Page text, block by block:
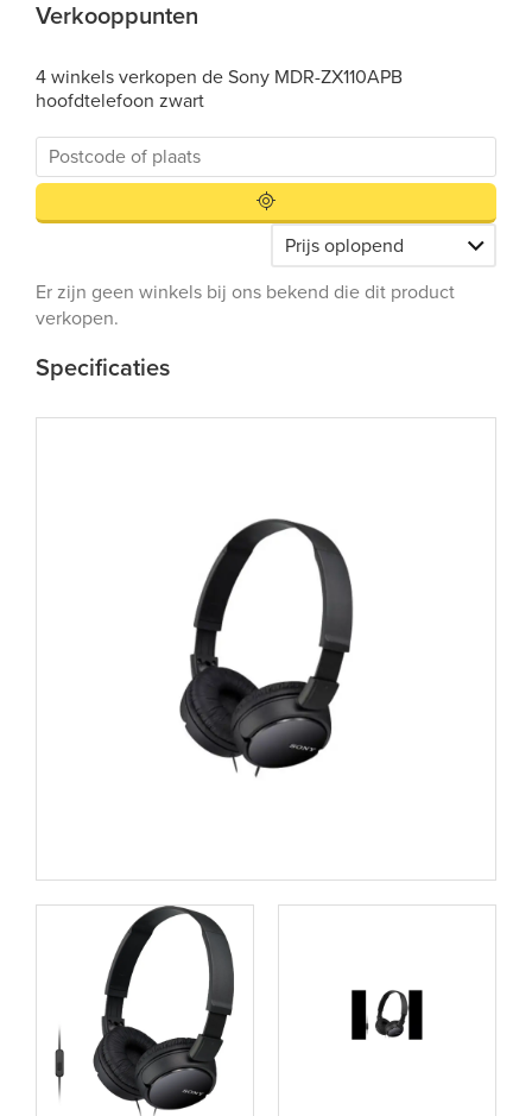
Verkooppunten
4 winkels verkopen de Sony MDR-ZX110APB
hoofdtelefoon zwart
Er zijn geen winkels bij ons bekend die dit product
verkopen.
Specificaties